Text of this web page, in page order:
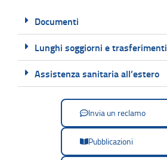
Documenti
Lunghi soggiorni e trasferimenti
Assistenza sanitaria all’estero
Invia un reclamo
Pubblicazioni